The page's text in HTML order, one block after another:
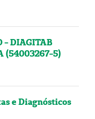
- DIAGITAB
(54003267-5)
e Diagnósticos